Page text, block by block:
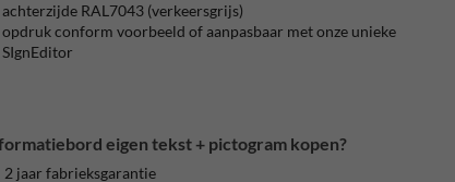
achterzijde RAL7043 (verkeersgrijs)
opdruk conform voorbeeld of aanpasbaar met onze unieke
SIgnEditor
eigen tekst + pictogram kopen?
2 jaar fabrieksgarantie